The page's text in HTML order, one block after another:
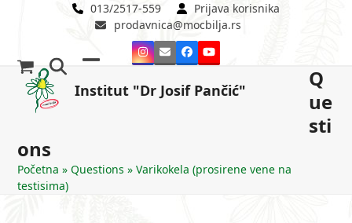
013/2517-559
Prijava korisnika
prodavnica@mocbilja.rs
Instagram
EmailFacebookYouTube
Institut "Dr Josif Pančić"
mobile
mobile
Q
ue
sti
ons
Početna »Questions »Varikokela (prosirene vene na
testisima)